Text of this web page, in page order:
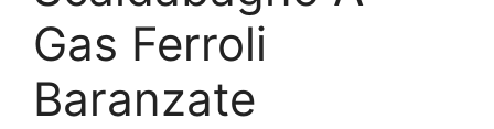
Gas Ferroli
Baranzate